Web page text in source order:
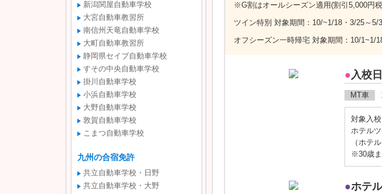
新潟関屋自動車学校
大宮自動車教習所
南信州天竜自動車学校
大町自動車教習所
静岡県セイブ自動車学校
すその中央自動車学校
掛川自動車学校
小浜自動車学校
大野自動車学校
敦賀自動車学校
こまつ自動車学校
九州の合宿免許
共立自動車学校・日野
共立自動車学校・大野
※G割はオールシーズン適用(割引5,000円
ツイン特別 対象期間：10/~1/18・3/25～5/
オフシーズン一時帰宅 対象期間：10/1~1/
●入校
MT車
対象入
ホテル
（ホテ
※30歳
●ホテ